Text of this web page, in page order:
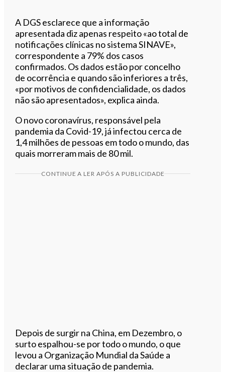
A DGS esclarece que a informação
apresentada diz apenas respeito «ao total de
notificações clínicas no sistema SINAVE»,
correspondente a 79% dos casos
confirmados. Os dados estão por concelho
de ocorrência e quando são inferiores a três,
«por motivos de confidencialidade, os dados
não são apresentados», explica ainda.
O novo coronavírus, responsável pela
pandemia da Covid-19, já infectou cerca de
1,4 milhões de pessoas em todo o mundo, das
quais morreram mais de 80 mil.
CONTINUE A LER APÓS A PUBLICIDADE
Depois de surgir na China, em Dezembro, o
surto espalhou-se por todo o mundo, o que
levou a Organização Mundial da Saúde a
declarar uma situação de pandemia.